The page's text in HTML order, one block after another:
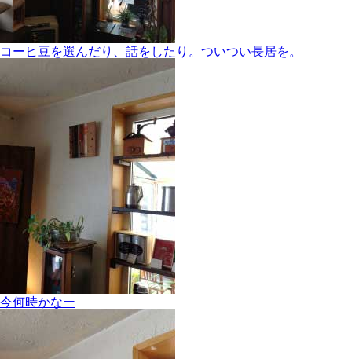
コーヒ豆を選んだり、話をしたり。ついつい長居を。
今何時かなー